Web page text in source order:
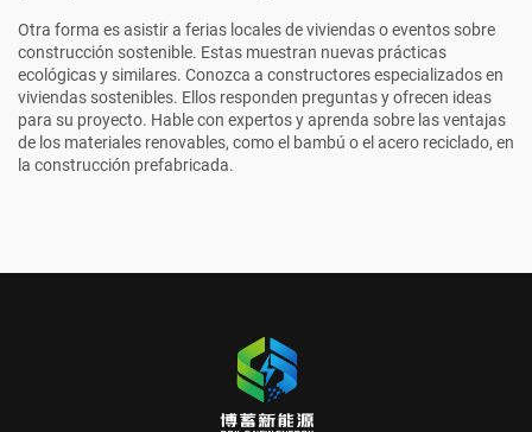
Otra forma es asistir a ferias locales de viviendas o eventos sobre
construcción sostenible. Estas muestran nuevas prácticas
ecológicas y similares. Conozca a constructores especializados en
viviendas sostenibles. Ellos responden preguntas y ofrecen ideas
para su proyecto. Hable con expertos y aprenda sobre las ventajas
de los materiales renovables, como el bambú o el acero reciclado, en
la construcción prefabricada.